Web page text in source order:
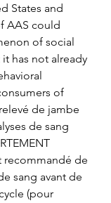
States and
AAS could
of social
has not already
of
de jambe
de sang
recommandé de
sang avant de
(pour